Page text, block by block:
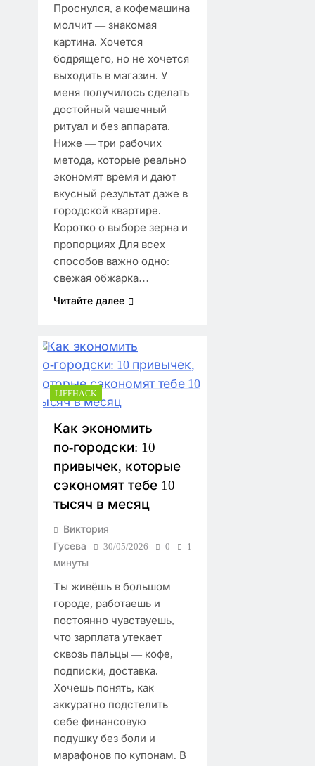
Проснулся, а кофемашина
молчит — знакомая
картина. Хочется
бодрящего, но не хочется
выходить в магазин. У
меня получилось сделать
достойный чашечный
ритуал и без аппарата.
Ниже — три рабочих
метода, которые реально
экономят время и дают
вкусный результат даже в
городской квартире.
Коротко о выборе зерна и
пропорциях Для всех
способов важно одно:
свежая обжарка…
Читайте далее
LIFEHACK
Как экономить
по‑городски: 10
привычек, которые
сэкономят тебе 10
тысяч в месяц
Виктория
Гусева
30/05/2026 0
1
минуты
Ты живёшь в большом
городе, работаешь и
постоянно чувствуешь,
что зарплата утекает
сквозь пальцы — кофе,
подписки, доставка.
Хочешь понять, как
аккуратно подстелить
себе финансовую
подушку без боли и
марафонов по купонам. В